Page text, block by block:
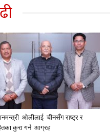
ओलीलाई चीनसँग राष्ट्र र
कुरा गर्न आग्रह